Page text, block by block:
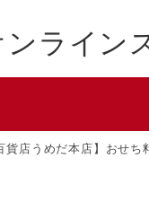
貨店うめだ本店】おせ